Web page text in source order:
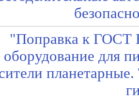
"Поправка к
оборудование для
планетарные.